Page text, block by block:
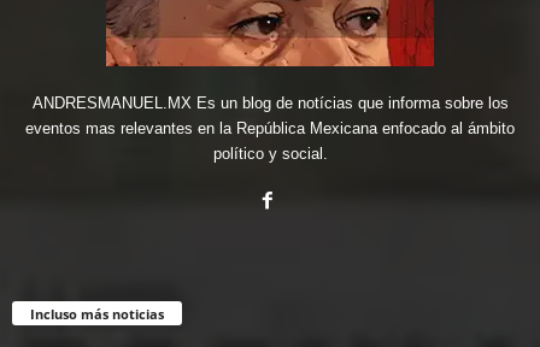
ANDRESMANUEL.MX Es un blog de notícias que informa sobre los
eventos mas relevantes en la República Mexicana enfocado al ámbito
político y social.
Incluso más noticias